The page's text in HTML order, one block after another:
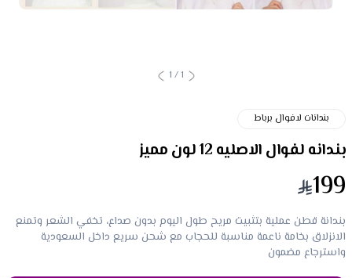
1
/
1
بندانات لافوال برباط
بندانه لفوال الاصليه 12 لون مميز
199
بندانة قطن عملية بتثبيت مريح طول اليوم بدون صداع، تخفي الشعر وتمنع
الانزلاق بخامة ناعمة مناسبة للحجاب مع شحن سريع داخل السعودية
واسترجاع مضمون